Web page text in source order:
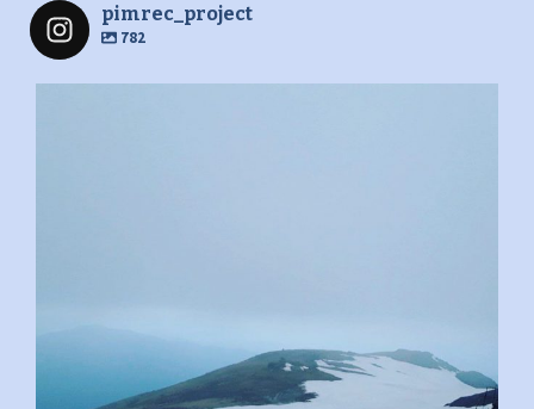
pimrec_project
782